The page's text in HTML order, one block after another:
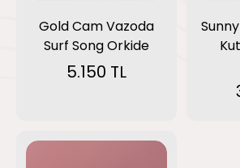
Gold Cam Vazoda
Surf Song Orkide
5.150 TL